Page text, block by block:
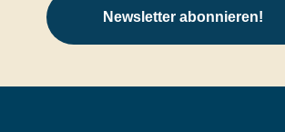
Newsletter abonnieren!